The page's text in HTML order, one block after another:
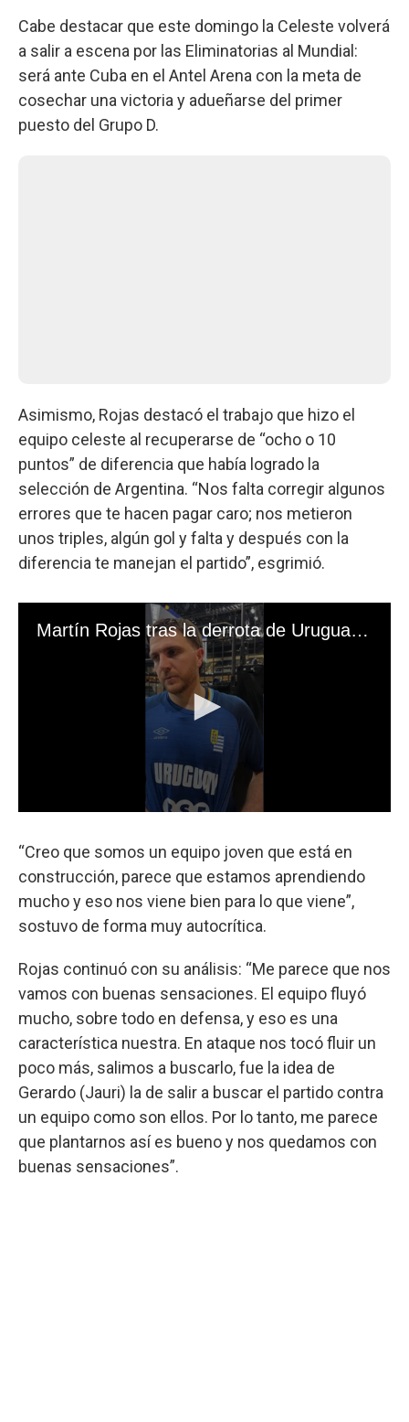
Cabe destacar que este domingo la Celeste volverá
a salir a escena por las Eliminatorias al Mundial:
será ante Cuba en el Antel Arena con la meta de
cosechar una victoria y adueñarse del primer
puesto del Grupo D.
Asimismo, Rojas destacó el trabajo que hizo el
equipo celeste al recuperarse de “ocho o 10
puntos” de diferencia que había logrado la
selección de Argentina. “Nos falta corregir algunos
errores que te hacen pagar caro; nos metieron
unos triples, algún gol y falta y después con la
diferencia te manejan el partido”, esgrimió.
“Creo que somos un equipo joven que está en
construcción, parece que estamos aprendiendo
mucho y eso nos viene bien para lo que viene”,
sostuvo de forma muy autocrítica.
Rojas continuó con su análisis: “Me parece que nos
vamos con buenas sensaciones. El equipo fluyó
mucho, sobre todo en defensa, y eso es una
característica nuestra. En ataque nos tocó fluir un
poco más, salimos a buscarlo, fue la idea de
Gerardo (Jauri) la de salir a buscar el partido contra
un equipo como son ellos. Por lo tanto, me parece
que plantarnos así es bueno y nos quedamos con
buenas sensaciones”.